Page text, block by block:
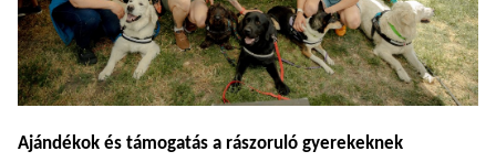
Ajándékok és támogatás a rászoruló gyerekeknek